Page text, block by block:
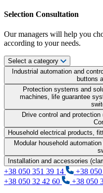
Selection Consultation
Our managers will help you
according to your needs.
Select a category
Industrial automation and
buttons
Protection systems and
machines, life guarantee
Drive control and
Household electrical products,
Modular household
Installation and accessories
+38 050 351 39 14 +38
+38 050 32 42 60
+38 050